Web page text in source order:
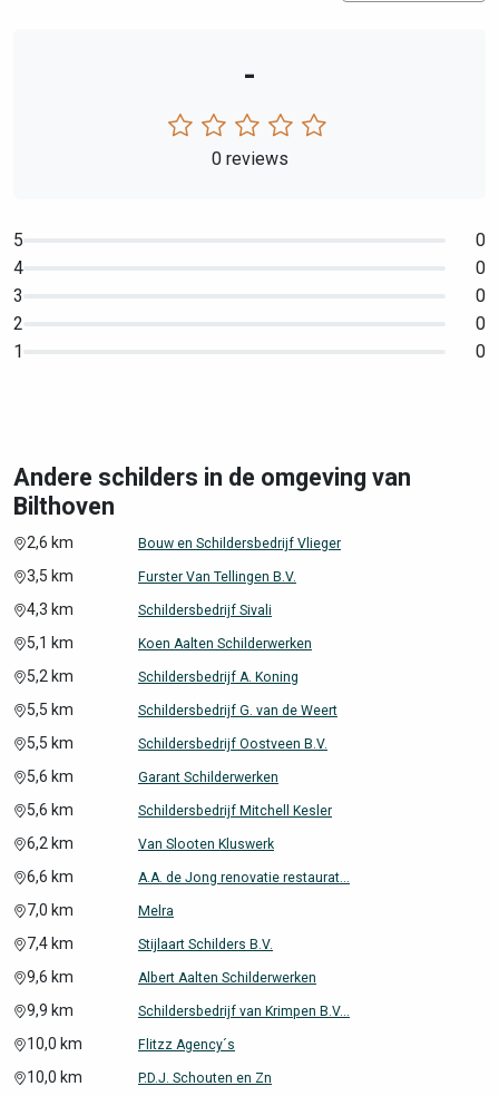
-
0 reviews
5
0
4
0
3
0
2
0
1
0
Andere schilders in de omgeving van
Bilthoven
2,6 km Bouw en Schildersbedrijf Vlieger
3,5 km Furster Van Tellingen B.V.
4,3 km Schildersbedrijf Sivali
5,1 km Koen Aalten Schilderwerken
5,2 km Schildersbedrijf A. Koning
5,5 km Schildersbedrijf G. van de Weert
5,5 km Schildersbedrijf Oostveen B.V.
5,6 km Garant Schilderwerken
5,6 km Schildersbedrijf Mitchell Kesler
6,2 km Van Slooten Kluswerk
6,6 km A.A. de Jong renovatie restaurat...
7,0 km Melra
7,4 km Stijlaart Schilders B.V.
9,6 km Albert Aalten Schilderwerken
9,9 km Schildersbedrijf van Krimpen B.V...
10,0 km Flitzz Agency´s
10,0 km P.D.J. Schouten en Zn